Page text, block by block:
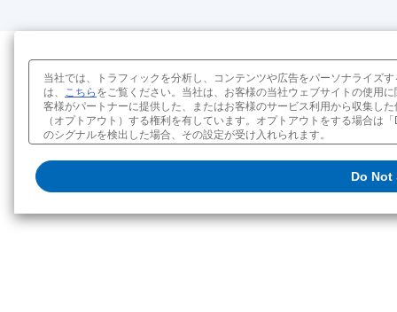
当社では、トラフィックを分析し、コンテンツや広告をパーソナライズ
は、 こちら をご覧ください。当社は、お客様の当社ウェブサイトの使用
客様がパートナーに提供した、またはお客様のサービス利用から収集し
（オプトアウト）する権利を有しています。オプトアウトをする場合
販売または共有の設定を変更する
Do Not